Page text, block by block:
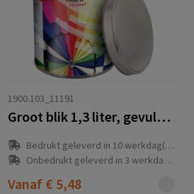
1900.103_11191
Groot blik 1,3 liter, gevuld met snoep
Bedrukt geleverd in 10 werkdag(en)
Onbedrukt geleverd in 3 werkdag(en)
Vanaf € 5,48